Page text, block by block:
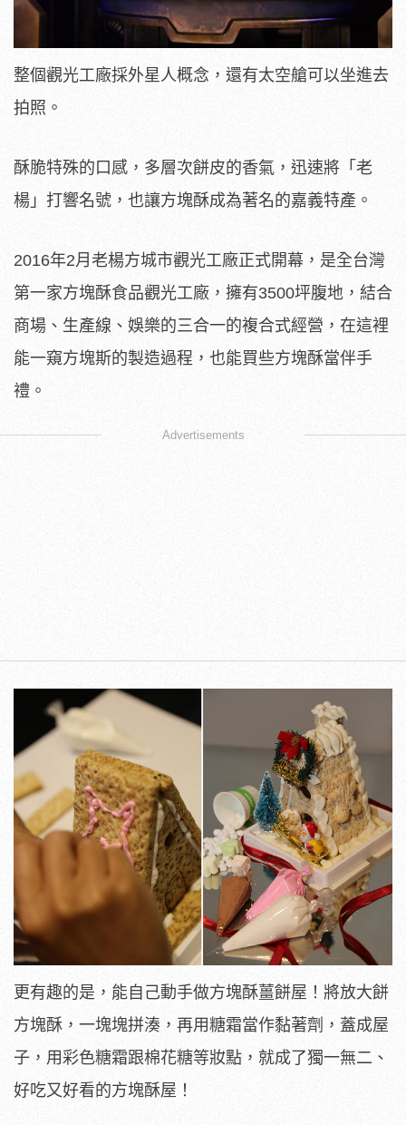
整個觀光工廠採外星人概念，還有太空艙可以坐進去
拍照。
酥脆特殊的口感，多層次餅皮的香氣，迅速將「老
楊」打響名號，也讓方塊酥成為著名的嘉義特產。
2016年2月老楊方城市觀光工廠正式開幕，是全台灣
第一家方塊酥食品觀光工廠，擁有3500坪腹地，結合
商場、生產線、娛樂的三合一的複合式經營，在這裡
能一窺方塊斯的製造過程，也能買些方塊酥當伴手
禮。
Advertisements
更有趣的是，能自己動手做方塊酥薑餅屋！將放大餅
方塊酥，一塊塊拼湊，再用糖霜當作黏著劑，蓋成屋
子，用彩色糖霜跟棉花糖等妝點，就成了獨一無二、
好吃又好看的方塊酥屋！